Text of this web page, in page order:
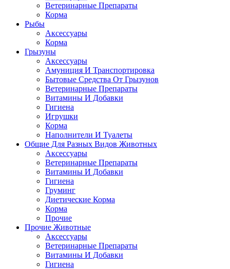
Ветеринарные Препараты
Корма
Рыбы
Аксессуары
Корма
Грызуны
Аксессуары
Амуниция И Транспортировка
Бытовые Средства От Грызунов
Ветеринарные Препараты
Витамины И Добавки
Гигиена
Игрушки
Корма
Наполнители И Туалеты
Общие Для Разных Видов Животных
Аксессуары
Ветеринарные Препараты
Витамины И Добавки
Гигиена
Груминг
Диетические Корма
Корма
Прочие
Прочие Животные
Аксессуары
Ветеринарные Препараты
Витамины И Добавки
Гигиена